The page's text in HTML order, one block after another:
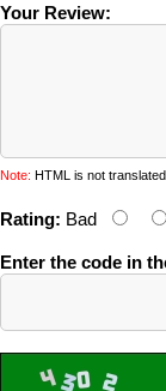
Your Review:
Note: HTML is not
Rating: Bad
Enter the code in